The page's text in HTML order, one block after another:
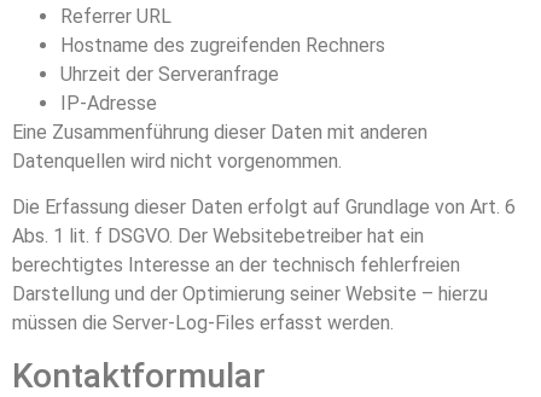
Referrer URL
Hostname des zugreifenden Rechners
Uhrzeit der Serveranfrage
IP-Adresse
Eine Zusammenführung dieser Daten mit anderen
Datenquellen wird nicht vorgenommen.
Die Erfassung dieser Daten erfolgt auf Grundlage von Art. 6
Abs. 1 lit. f DSGVO. Der Websitebetreiber hat ein
berechtigtes Interesse an der technisch fehlerfreien
Darstellung und der Optimierung seiner Website – hierzu
müssen die Server-Log-Files erfasst werden.
Kontaktformular